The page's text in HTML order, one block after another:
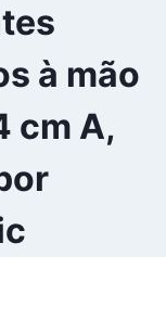
à mão
cm A,